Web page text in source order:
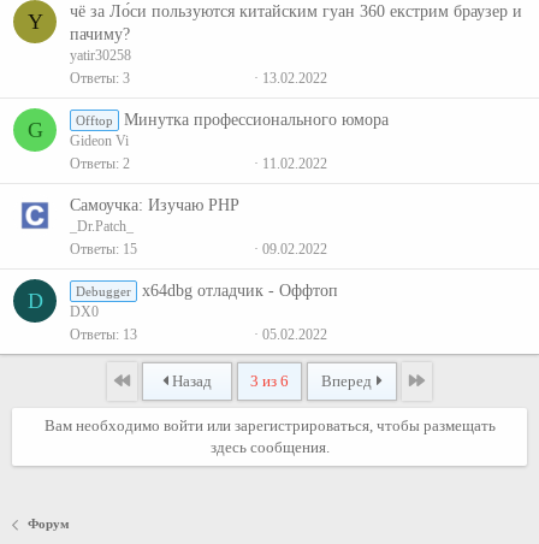
Y
чё за Ло́си пользуются китайским гуан 360 екстрим браузер и
пачиму?
yatir30258
Ответы 3 13.02.2022
G Offtop Минутка профессионального юмора
Gideon Vi
Ответы 2 11.02.2022
Самоучка: Изучаю PHP
_Dr.Patch_
Ответы 15 09.02.2022
D Debugger x64dbg отладчик - Оффтоп
DX0
Ответы 13 05.02.2022
ПервыйНазад 3 из 6 Вперед Последняя
Вам необходимо войти или зарегистрироваться, чтобы размещать
здесь сообщения.
Форум